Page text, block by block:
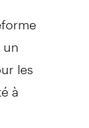
les
à